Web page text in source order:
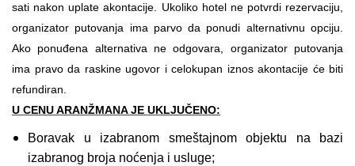
sati nakon uplate akontacije. Ukoliko hotel ne potvrdi rezervaciju,
organizator putovanja ima parvo da ponudi alternativnu opciju.
Ako ponuđena alternativa ne odgovara, organizator putovanja
ima pravo da raskine ugovor i celokupan iznos akontacije će biti
refundiran.
U CENU ARANŽMANA JE UKLJUČENO:
Boravak u izabranom smeštajnom objektu na bazi
izabranog broja noćenja i usluge;